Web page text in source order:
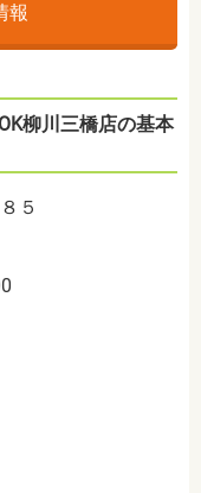
報
柳川三橋店の基本
５